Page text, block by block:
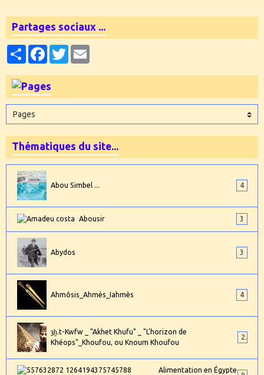
Partages sociaux ...
PartagerFacebookTwitter
Thématiques du site...
Abou Simbel ... 4
Abousir 3
Abydos 3
Ahmôsis_Ahmès_Iahmès 4
ȝḫ.t-Kwfw _ "Akhet Khufu" _ "L'horizon de
Khéops"_Khoufou, ou Knoum Khoufou
2
Alimentation en Égypte